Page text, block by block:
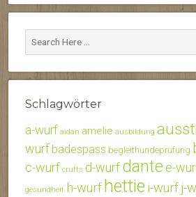
Schlagwörter
a-wurf aidan amelie ausbildung
wurf badespass begleithundeprüfung
c-wurf crufts d-wurfdante e-
gesundheit h-wurf hettiei-wurfj-